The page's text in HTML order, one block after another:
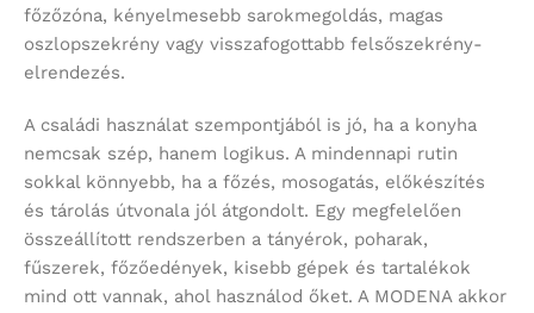
főzőzóna, kényelmesebb sarokmegoldás, magas
oszlopszekrény vagy visszafogottabb felsőszekrény-
elrendezés.
A családi használat szempontjából is jó, ha a konyha
nemcsak szép, hanem logikus. A mindennapi rutin
sokkal könnyebb, ha a főzés, mosogatás, előkészítés
és tárolás útvonala jól átgondolt. Egy megfelelően
összeállított rendszerben a tányérok, poharak,
fűszerek, főzőedények, kisebb gépek és tartalékok
mind ott vannak, ahol használod őket. A MODENA akkor